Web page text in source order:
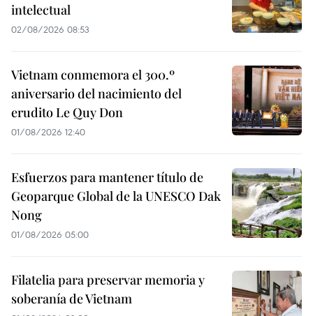
intelectual
02/08/2026 08:53
Vietnam conmemora el 300.º
aniversario del nacimiento del
erudito Le Quy Don
01/08/2026 12:40
Esfuerzos para mantener título de
Geoparque Global de la UNESCO Dak
Nong
01/08/2026 05:00
Filatelia para preservar memoria y
soberanía de Vietnam